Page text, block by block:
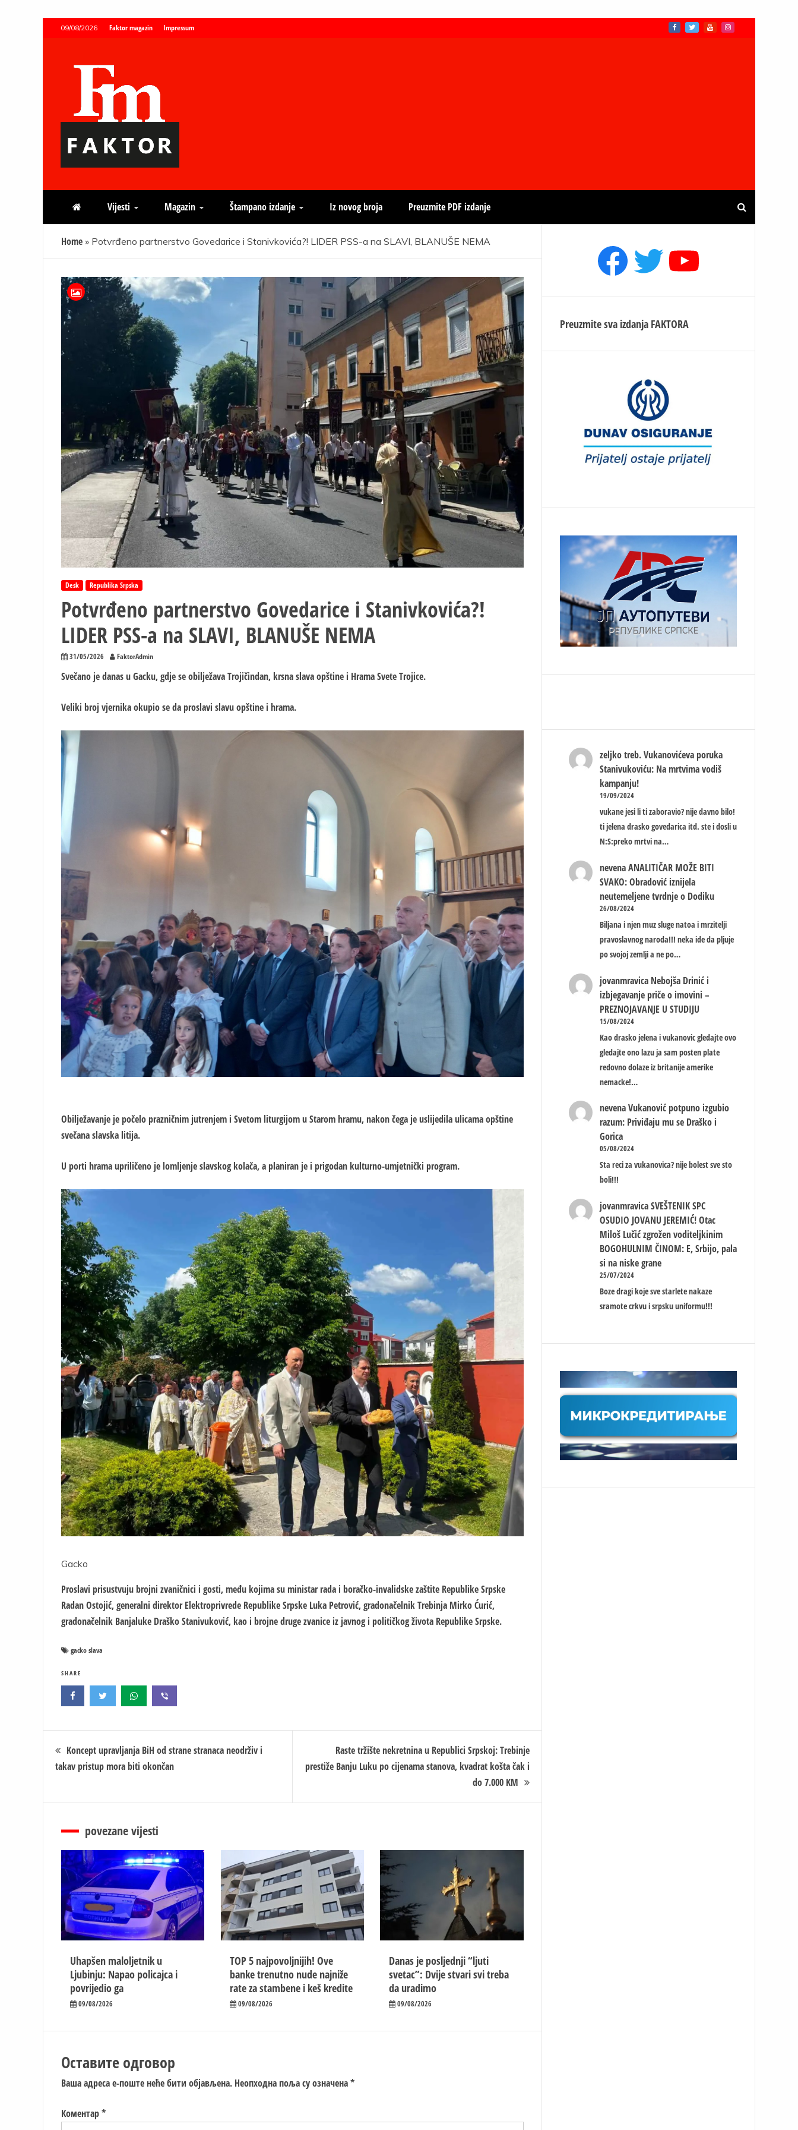
09/08/2026 Faktor magazin Impressum
Faktor magazin
Vijesti Magazin Štampano izdanje Iz novog broja Preuzmite PDF izdanje
Home » Potvrđeno partnerstvo Govedarice i Stanivkovića?! LIDER PSS-a na SLAVI, BLANUŠE NEMA
Desk Republika Srpska
Potvrđeno partnerstvo Govedarice i Stanivkovića?!
LIDER PSS-a na SLAVI, BLANUŠE NEMA
31/05/2026 FaktorAdmin
Svečano je danas u Gacku, gdje se obilježava Trojičindan, krsna slava opštine i Hrama Svete Trojice.
Veliki broj vjernika okupio se da proslavi slavu opštine i hrama.
Obilježavanje je počelo prazničnim jutrenjem i Svetom liturgijom u Starom hramu, nakon čega je uslijedila ulicama opštine
svečana slavska litija.
U porti hrama upriličeno je lomljenje slavskog kolača, a planiran je i prigodan kulturno-umjetnički program.
Gacko
Proslavi prisustvuju brojni zvaničnici i gosti, među kojima su ministar rada i boračko-invalidske zaštite Republike Srpske
Radan Ostojić, generalni direktor Elektroprivrede Republike Srpske Luka Petrović, gradonačelnik Trebinja Mirko Ćurić,
gradonačelnik Banjaluke Draško Stanivuković, kao i brojne druge zvanice iz javnog i političkog života Republike Srpske.
gacko slava
SHARE
Кретање
чланка
Koncept upravljanja BiH od strane stranaca neodrživ i
takav pristup mora biti okončan
Raste tržište nekretnina u Republici Srpskoj: Trebinje
prestiže Banju Luku po cijenama stanova, kvadrat košta čak i
do 7.000 KM
povezane vijesti
Uhapšen maloljetnik u
Ljubinju: Napao policajca i
povrijedio ga
09/08/2026
TOP 5 najpovoljnijih! Ove
banke trenutno nude najniže
rate za stambene i keš kredite
09/08/2026
Danas je posljednji “ljuti
svetac”: Dvije stvari svi treba
da uradimo
09/08/2026
Оставите одговор
Ваша адреса е-поште неће бити објављена. Неопходна поља су означена*
Коментар*
Facebook
TwitterYouTube
Preuzmite sva izdanja FAKTORA
zeljko treb. Vukanovićeva poruka
Stanivukoviću: Na mrtvima vodiš
kampanju!
19/09/2024
vukane jesi li ti zaboravio? nije davno bilo!
ti jelena drasko govedarica itd. ste i dosli u
N:S:preko mrtvi na…
nevena ANALITIČAR MOŽE BITI
SVAKO: Obradović iznijela
neutemeljene tvrdnje o Dodiku
26/08/2024
Biljana i njen muz sluge natoa i mrzitelji
pravoslavnog naroda!!! neka ide da pljuje
po svojoj zemlji a ne po…
jovanmravica Nebojša Drinić i
izbjegavanje priče o imovini –
PREZNOJAVANJE U STUDIJU
15/08/2024
Kao drasko jelena i vukanovic gledajte ovo
gledajte ono lazu ja sam posten plate
redovno dolaze iz britanije amerike
nemacke!…
nevena Vukanović potpuno izgubio
razum: Priviđaju mu se Draško i
Gorica
05/08/2024
Sta reci za vukanovica? nije bolest sve sto
boli!!!
jovanmravica SVEŠTENIK SPC
OSUDIO JOVANU JEREMIĆ! Otac
Miloš Lučić zgrožen voditeljkinim
BOGOHULNIM ČINOM: E, Srbijo, pala
si na niske grane
25/07/2024
Boze dragi koje sve starlete nakaze
sramote crkvu i srpsku uniformu!!!